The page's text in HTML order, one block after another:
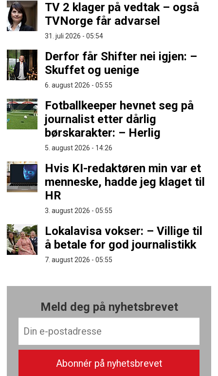
TV 2 klager på vedtak – også
TVNorge får advarsel
31. juli 2026 - 05:54
Derfor får Shifter nei igjen: –
Skuffet og uenige
6. august 2026 - 05:55
Fotballkeeper hevnet seg på
journalist etter dårlig
børskarakter: – Herlig
5. august 2026 - 14:26
Hvis KI-redaktøren min var et
menneske, hadde jeg klaget til
HR
3. august 2026 - 05:55
Lokalavisa vokser: – Villige til
å betale for god journalistikk
7. august 2026 - 05:55
Meld deg på nyhetsbrevet